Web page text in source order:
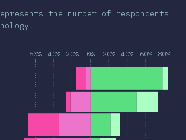
the number of respondents
60% 40% 20% 0% 20% 40% 60% 80%